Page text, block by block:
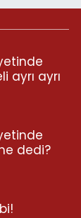
ayrı ayrı
dedi?